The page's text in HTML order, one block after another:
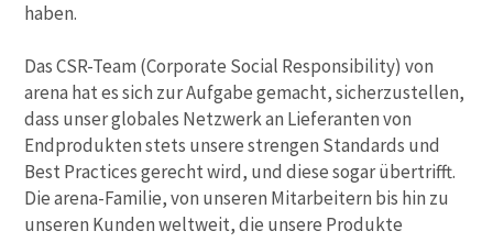
haben.
Das CSR-Team (Corporate Social Responsibility) von
arena hat es sich zur Aufgabe gemacht, sicherzustellen,
dass unser globales Netzwerk an Lieferanten von
Endprodukten stets unsere strengen Standards und
Best Practices gerecht wird, und diese sogar übertrifft.
Die arena-Familie, von unseren Mitarbeitern bis hin zu
unseren Kunden weltweit, die unsere Produkte